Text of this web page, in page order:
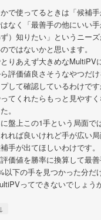
で使ってるときは「候補
なく「最善手の他にいい
）知りたい」というニー
ではないかと思います。
りあえず大きめなMultiPV
評価値良さそうなやつだ
して確認しているわけで
てくれたらもっと見やす
。
盤上この1手という局面で
れば良いけれど手が広い
手が出てほしいわけです。
価値を勝率に換算して最
以下の手を見つかった分だ
ってできないでしょう
↓